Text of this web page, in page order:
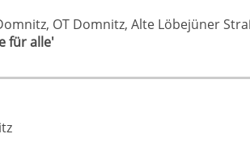
OT Domnitz, Alte Löbejüner
für alle'